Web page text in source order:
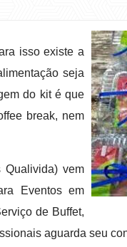
isso existe a
seja
do kit é que
break, nem
Qualivida) vem
Eventos em
de Buffet,
aguarda seu